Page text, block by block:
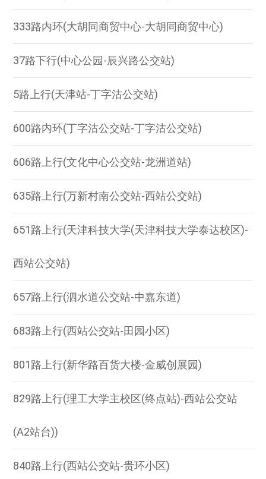
333路内环(大胡同商贸中心-大胡同商贸中心)
37路下行(中心公园-辰兴路公交站)
5路上行(天津站-丁字沽公交站)
600路内环(丁字沽公交站-丁字沽公交站)
606路上行(文化中心公交站-龙洲道站)
635路上行(万新村南公交站-西站公交站)
651路上行(天津科技大学(天津科技大学泰达校区)-
西站公交站)
657路上行(泗水道公交站-中嘉东道)
683路上行(西站公交站-田园小区)
801路上行(新华路百货大楼-金威创展园)
829路上行(理工大学主校区(终点站)-西站公交站
(A2站台))
840路上行(西站公交站-贵环小区)